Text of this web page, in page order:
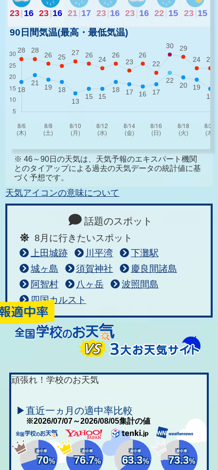
23| 16 23|16 21 17 23 16 23 16 22 15 23 15
90日間気温(最高・最低気温)
※ 46～90日の天気は、天気予報のエキスパート機関
とのタイアップによる過去の天気データの統計値に基
づく予想です。
天気アイコンの意味について
話題のスポット
8月に行きたいスポット
上田城跡
川平湾
下灘駅
城ヶ島
須賀神社
慶良間諸島
阿智村
八ヶ岳
波照間島
四国カルスト
頑張れ！学校のお天気
▶直近一ヵ月の適中率比較
※2026/07/07～2026/08/05集計の値
適中率
70%
適中率
76.7%
適中率
63.3%
適中率
73.3%